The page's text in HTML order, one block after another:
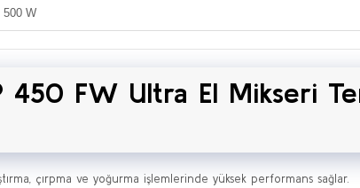
500 W
450 FW Ultra El Mikseri
çırpma ve yoğurma işlemlerinde yüksek performans sağlar.